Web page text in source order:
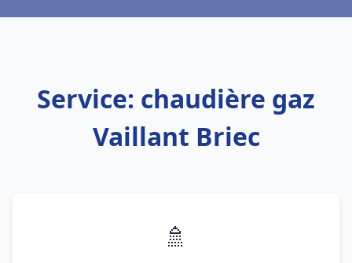
Service: chaudière gaz
Vaillant Briec
🚿